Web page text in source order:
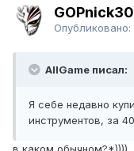
Опубликовано:
AllGame писал:
Я себе недавно
инструментов, за